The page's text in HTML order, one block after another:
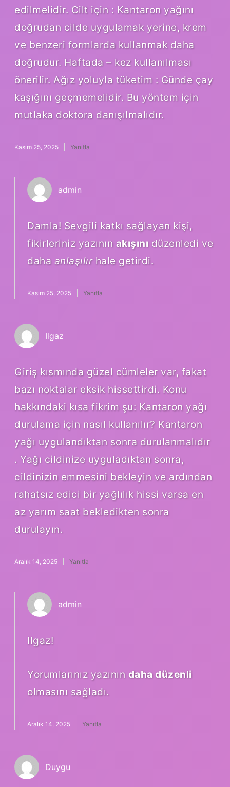
edilmelidir. Cilt için : Kantaron yağını
doğrudan cilde uygulamak yerine, krem
ve benzeri formlarda kullanmak daha
doğrudur. Haftada – kez kullanılması
önerilir. Ağız yoluyla tüketim : Günde çay
kaşığını geçmemelidir. Bu yöntem için
mutlaka doktora danışılmalıdır.
Kasım 25, 2025 Yanıtla
admin
Damla! Sevgili katkı sağlayan kişi,
fikirleriniz yazının akışınıdüzenledi ve
daha anlaşılırhale getirdi.
Kasım 25, 2025 Yanıtla
Ilgaz
Giriş kısmında güzel cümleler var, fakat
bazı noktalar eksik hissettirdi. Konu
hakkındaki kısa fikrim şu: Kantaron yağı
durulama için nasıl kullanılır? Kantaron
yağı uygulandıktan sonra durulanmalıdır
. Yağı cildinize uyguladıktan sonra,
cildinizin emmesini bekleyin ve ardından
rahatsız edici bir yağlılık hissi varsa en
az yarım saat bekledikten sonra
durulayın.
Aralık 14, 2025 Yanıtla
admin
Ilgaz!
Yorumlarınız yazının daha düzenli
olmasını sağladı.
Aralık 14, 2025 Yanıtla
Duygu